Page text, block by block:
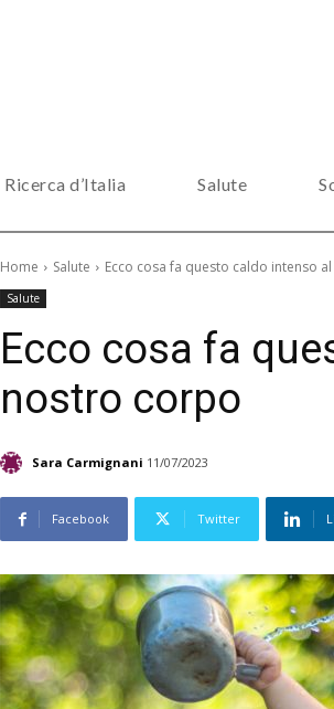
Ricerca d’Italia Salute
Home Salute Ecco cosa fa questo caldo intenso
Salute
Ecco cosa fa
nostro corpo
Sara Carmignani 11/07/2023
Facebook Twitter